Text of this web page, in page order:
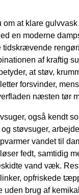
om at klare
en moderne
tidskrævende
af kraftig
at støv,
forsvinder,
næsten tør
også kendt
støvsuger,
vandet til
fedt, samtidig
vand væk.
opfriskede
uden brug af